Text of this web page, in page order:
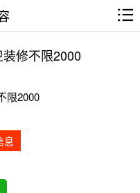
修不限2000
限2000
息